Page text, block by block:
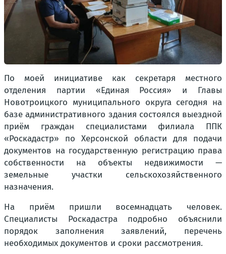
По моей инициативе как секретаря местного
отделения партии «Единая Россия» и Главы
Новотроицкого муниципального округа сегодня на
базе административного здания состоялся выездной
приём граждан специалистами филиала ППК
«Роскадастр» по Херсонской области для подачи
документов на государственную регистрацию права
собственности на объекты недвижимости —
земельные участки сельскохозяйственного
назначения.
На приём пришли восемнадцать человек.
Специалисты Роскадастра подробно объяснили
порядок заполнения заявлений, перечень
необходимых документов и сроки рассмотрения.